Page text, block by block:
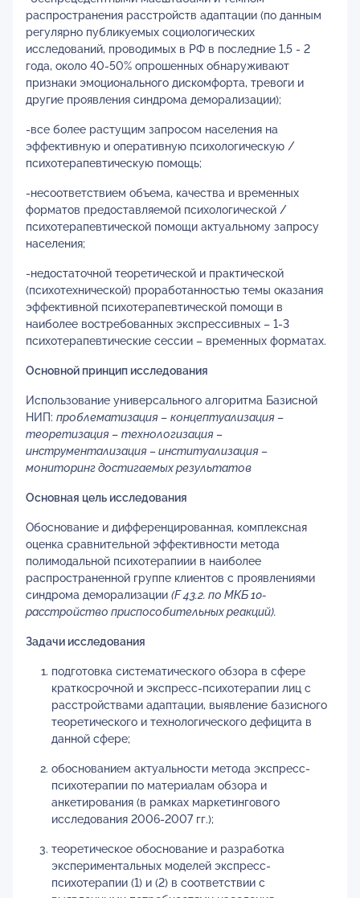
распространения расстройств адаптации (по данным
регулярно публикуемых социологических
исследований, проводимых в РФ в последние 1,5 - 2
года, около 40-50% опрошенных обнаруживают
признаки эмоционального дискомфорта, тревоги и
другие проявления синдрома деморализации);
-все более растущим запросом населения на
эффективную и оперативную психологическую /
психотерапевтическую помощь;
-несоответствием объема, качества и временных
форматов предоставляемой психологической /
психотерапевтической помощи актуальному запросу
населения;
-недостаточной теоретической и практической
(психотехнической) проработанностью темы оказания
эффективной психотерапевтической помощи в
наиболее востребованных экспрессивных – 1-3
психотерапевтические сессии – временных форматах.
Основной принцип исследования
Использование универсального алгоритма Базисной
НИП: проблематизация – концептуализация –
теоретизация – технологизация –
инструментализация –институализация –
мониторинг достигаемых результатов
Основная цель исследования
Обоснование и дифференцированная, комплексная
оценка сравнительной эффективности метода
полимодальной психотерапиии в наиболее
распространенной группе клиентов с проявлениями
синдрома деморализации (F 43.2. по МКБ 10-
расстройство приспособительных реакций).
Задачи исследования
подготовка систематического обзора в сфере
краткосрочной и экспресс-психотерапии лиц с
расстройствами адаптации, выявление базисного
теоретического и технологического дефицита в
данной сфере;
обоснованием актуальности метода экспресс-
психотерапии по материалам обзора и
анкетирования (в рамках маркетингового
исследования 2006-2007 гг.);
теоретическое обоснование и разработка
экспериментальных моделей экспресс-
психотерапии (1) и (2) в соответствии с